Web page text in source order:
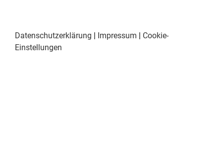
Datenschutzerklärung | Impressum | Cookie-
Einstellungen